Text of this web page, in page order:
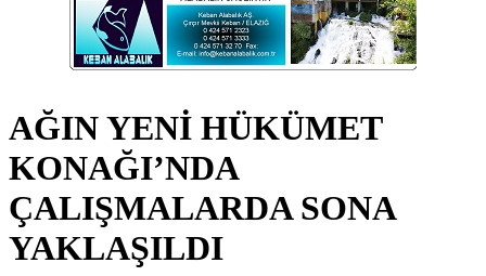
AĞIN YENİ HÜKÜMET
KONAĞI’NDA
ÇALIŞMALARDA SONA
YAKLAŞILDI